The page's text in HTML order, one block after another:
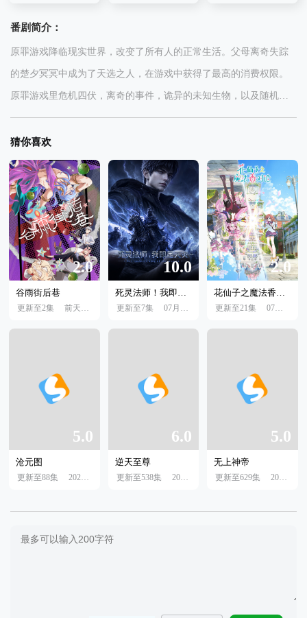
番剧简介：
原罪游戏降临现实世界，改变了所有人的正常生活。父母离奇失踪
的楚夕冥冥中成为了天选之人，在游戏中获得了最高的消费权限。
原罪游戏里危机四伏，离奇的事件，诡异的未知生物，以及随机的
副本任务......幸好楚夕是原罪游戏中最富有的玩家，当别人还在千辛
万苦求生的时候，楚夕已经靠着万亿功德值把游戏氪爆了！随着不
断探知原罪游戏的的内容，楚夕也距离父母失踪的真相越来越近...
猜你喜欢
2.0
谷雨街后巷
更新至2集 前天10:00
10.0
死灵法师！我即是天灾
更新至7集 07月24日
2.0
花仙子之魔法香对论
更新至21集 07月04日
5.0
沧元图
更新至88集 2023年06月23日
6.0
逆天至尊
更新至538集 2022年07月19日
5.0
无上神帝
更新至629集 2022年07